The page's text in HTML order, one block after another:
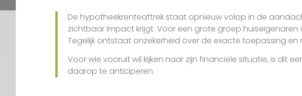
De hypotheekrenteaftrek staat opnieuw volop in de
zichtbaar impact krijgt. Voor een grote groep
Tegelijk ontstaat onzekerheid over de exacte toepassing en
Voor wie vooruit wil kijken naar zijn financiële situatie, is dit
daarop te anticiperen.